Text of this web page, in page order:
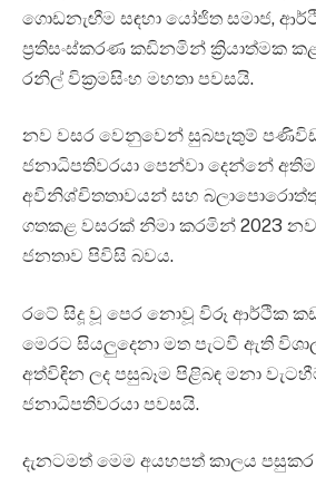
ගොඩනැඟීම සඳහා යෝජිත සමාජ,
ප්‍රතිසංස්කරණ කඩිනමින් ක්‍රියාත්මක
රනිල් වික්‍රමසිංහ මහතා පවසයි.
නව වසර වෙනුවෙන් සුබපැතුම්
ජනාධිපතිවරයා පෙන්වා දෙන්නේ
අවිනිශ්චිතතාවයන් සහ
ගතකළ වසරක් නිමා කරමින් 2023
ජනතාව පිවිසි බවය.
රටේ සිදූ වූ පෙර නොවූ විරූ ආර්ථික
මෙරට සියලුදෙනා මත පැටවී ඇති
අත්විඳින ලද පසුබෑම පිළිබඳ මනා
ජනාධිපතිවරයා පවසයි.
දැනටමත් මෙම අයහපත් කාලය